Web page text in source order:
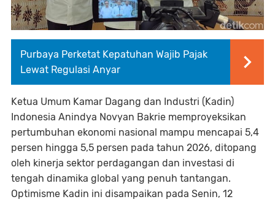
Purbaya Perketat Kepatuhan Wajib Pajak
Lewat Regulasi Anyar
Ketua Umum Kamar Dagang dan Industri (Kadin)
Indonesia Anindya Novyan Bakrie memproyeksikan
pertumbuhan ekonomi nasional mampu mencapai 5,4
persen hingga 5,5 persen pada tahun 2026, ditopang
oleh kinerja sektor perdagangan dan investasi di
tengah dinamika global yang penuh tantangan.
Optimisme Kadin ini disampaikan pada Senin, 12